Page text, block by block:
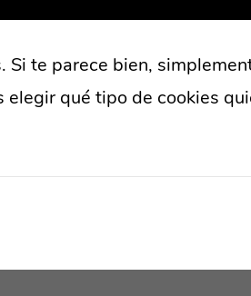
Layerdrops.com
Si te parece bien,
elegir qué tipo de cookies